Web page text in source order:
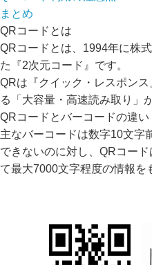
まとめ
QRコードとは
QRコードとは、1994年に株
た『2次元コード』です。
QRは『クイック・レスポン
る「大容量・高速読み取り」
QRコードとバーコードの違い
主なバーコードは数字10文字
できないのに対し、QRコー
て最大7000文字程度の情報を